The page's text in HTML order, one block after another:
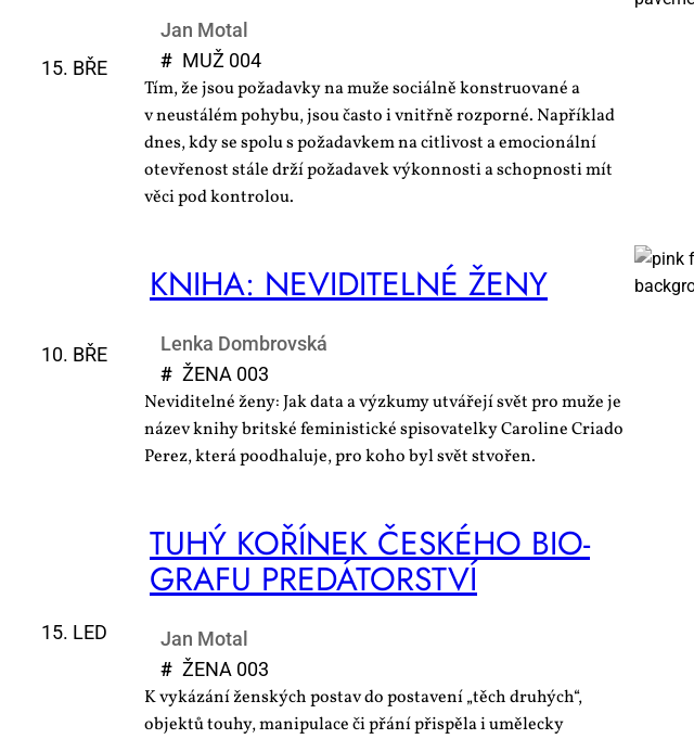
15. BŘE
Jan Motal
# MUŽ 004
Tím, že jsou požadavky na muže sociálně konstruované a
v neustálém pohybu, jsou často i vnitřně rozporné. Například
dnes, kdy se spolu s požadavkem na citlivost a emocionální
otevřenost stále drží požadavek výkonnosti a schopnosti mít
věci pod kontrolou.
10. BŘE
KNI­HA: NE­VI­DI­TEL­NÉ ŽE­NY
Lenka Dombrovská
# ŽE­NA 003
Neviditelné ženy: Jak data a výzkumy utvářejí svět pro muže je
název knihy britské feministické spisovatelky Caroline Criado
Perez, která poodhaluje, pro koho byl svět stvořen.
15. LED
TU­HÝ KO­ŘÍ­NEK ČES­KÉ­HO BI­O­
GRA­FU PRE­DÁ­TOR­STVÍ
Jan Motal
# ŽE­NA 003
K vykázání ženských postav do postavení „těch druhých“,
objektů touhy, manipulace či přání přispěla i umělecky